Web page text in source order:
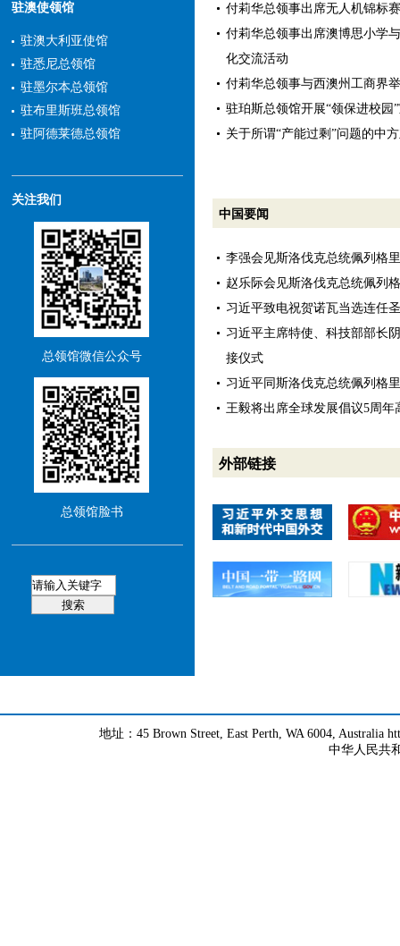
驻澳使领馆
驻澳大利亚使馆
驻悉尼总领馆
驻墨尔本总领馆
驻布里斯班总领馆
驻阿德莱德总领馆
关注我们
总领馆微信公众号
总领馆脸书
付莉华总领事出席无人机锦标
付莉华总领事出席澳博思小学
化交流活动
付莉华总领事与西澳州工商界
驻珀斯总领馆开展“领保进校园
关于所谓“产能过剩”问题的中
中国要闻
李强会见斯洛伐克总统佩列格
赵乐际会见斯洛伐克总统佩列
习近平致电祝贺诺瓦当选连任
习近平主席特使、科技部部长
接仪式
习近平同斯洛伐克总统佩列格
王毅将出席全球发展倡议5周年
外部链接
地址：45 Brown Street, East Perth, WA 6004, Australia
中华人民共